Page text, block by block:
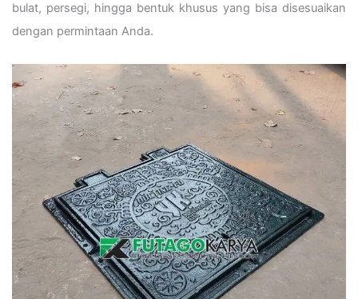
bulat, persegi, hingga bentuk khusus yang bisa disesuaikan
dengan permintaan Anda.